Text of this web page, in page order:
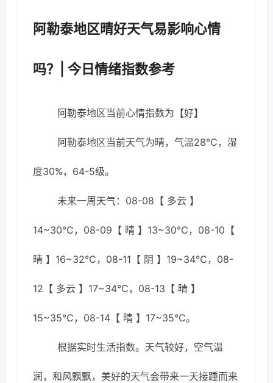
阿勒泰地区晴好天气易影响心情
吗？| 今日情绪指数参考
阿勒泰地区当前心情指数为【好】
阿勒泰地区当前天气为晴，气温28℃，湿
度30%，64-5级。
未来一周天气：08-08【 多云 】
14~30℃，08-09【 晴 】13~30℃，08-10【
晴 】16~32℃，08-11【 阴 】19~34℃，08-
12【 多云 】17~34℃，08-13【 晴 】
15~35℃，08-14【 晴 】17~35℃。
根据实时生活指数。天气较好，空气温
润，和风飘飘，美好的天气会带来一天接踵而来